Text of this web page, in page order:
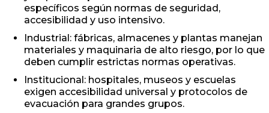
específicos según normas de seguridad,
accesibilidad y uso intensivo.
Industrial: fábricas, almacenes y plantas manejan
materiales y maquinaria de alto riesgo, por lo que
deben cumplir estrictas normas operativas.
Institucional: hospitales, museos y escuelas
exigen accesibilidad universal y protocolos de
evacuación para grandes grupos.